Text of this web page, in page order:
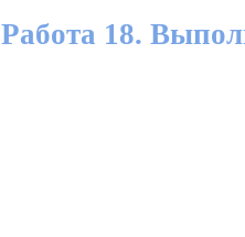
Работа 18.